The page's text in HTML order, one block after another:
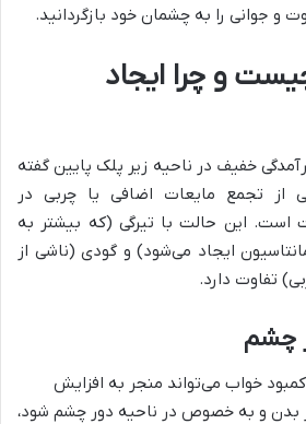
و جوانی را به چشمان خود بازگردانید.
و چرا ایجاد
خفیف در ناحیه زیر پلک پایین گفته
از تجمع مایعات اضافی یا چربی در
است. این حالت با تیرگی (که بیشتر به
ایجاد می‌شود) و گودی (ناشی از
تفاوت دارد.
چشم
کمبود خواب می‌تواند منجر به افزایش
بدن و به خصوص در ناحیه دور چشم شود،